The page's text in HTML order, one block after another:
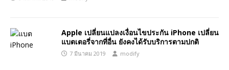
Apple เปลี่ยนแปลงเงื่อนไขประกัน iPhone เปลี่ยน
แบตเตอรี่จากที่อื่น ยังคงได้รับบริการตามปกติ
7 มีนาคม 2019 modify